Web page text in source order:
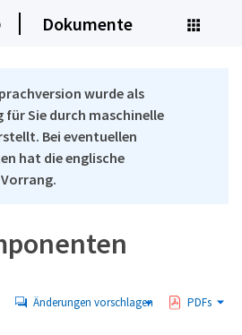
Dokumente
wurde als
für Sie durch maschinelle
Bei eventuellen
hat die englische
Änderungen vorschlagen PDFs